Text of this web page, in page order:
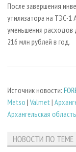
После завершения
утилизатора на ТЭС-1
уменьшения расходов
216 млн рублей в год.
Источник новости:
Metso | Valmet |
Архангельская область
НОВОСТИ ПО ТЕМЕ